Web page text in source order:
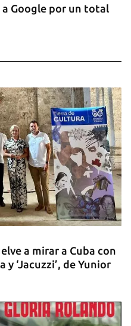
a Google por un total
internacional de
países, entre ellos
a mirar a Cuba con
‘Jacuzzi’, de Yunior